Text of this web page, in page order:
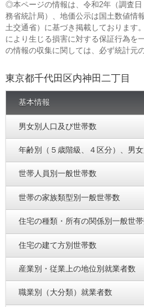
◎本ページの情報は、令和2年（調査
務省統計局）、地価公示は国土数値情
土交通省）に基づき掲載しております
により生じる損害に対する保証行為を
の情報の収集に関しては、必ず統計元
東京都千代田区内神田二丁目
基本情報
男女別人口及び世帯数
年齢別（５歳階級、４区分）、男
世帯人員別一般世帯数
世帯の家族類型別一般世帯数
住宅の種類・所有の関係別一般世
住宅の建て方別世帯数
産業別・従業上の地位別就業者数
職業別（大分類）就業者数